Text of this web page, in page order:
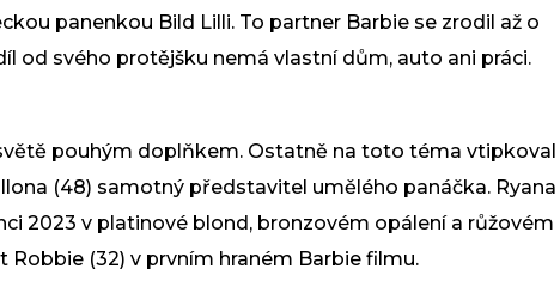
panenkou Bild Lilli. To partner Barbie se zrodil až o
od svého protějšku nemá vlastní dům, auto ani práci.
pouhým doplňkem. Ostatně na toto téma vtipkoval
(48) samotný představitel umělého panáčka. Ryana
2023 v platinové blond, bronzovém opálení a růžovém
(32) v prvním hraném Barbie filmu.